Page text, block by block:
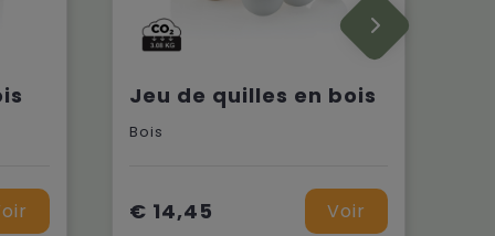
Jeu de quilles en bois
Bois
€ 14,45 Voir